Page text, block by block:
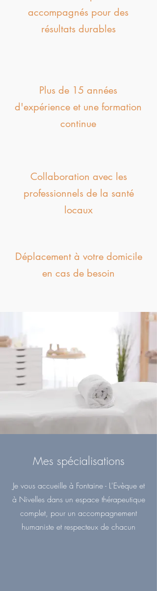
accompagnés pour des
résultats durables
Plus de 15 années
d'expérience et une formation
continue
Collaboration avec les
professionnels de la santé
locaux
Déplacement à votre domicile
en cas de besoin
Mes spécialisations
Je vous accueille à Fontaine - L'Evèque et
à Nivelles dans un espace thérapeutique
complet, pour un accompagnement
humaniste et respecteux de chacun